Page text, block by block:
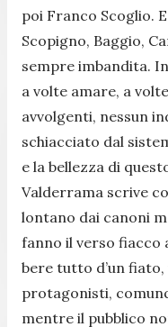
poi Franco Scoglio.
Scopigno, Baggio,
sempre imbandita.
a volte amare, a
avvolgenti, nessun
schiacciato dal
e la bellezza di
Valderrama scrive
lontano dai canoni
fanno il verso fiacco
bere tutto d’un fiato,
protagonisti,
mentre il pubblico